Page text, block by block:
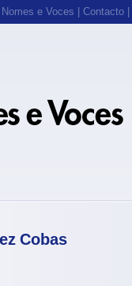
e Voces Contacto
Cobas